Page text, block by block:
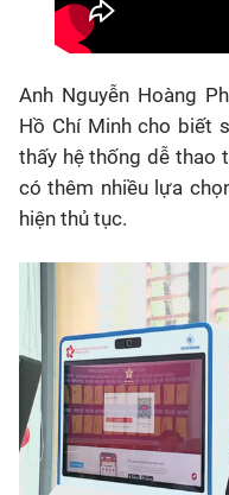
Anh Nguyễn Hoàng
Hồ Chí Minh cho biết
thấy hệ thống dễ thao
có thêm nhiều lựa
hiện thủ tục.